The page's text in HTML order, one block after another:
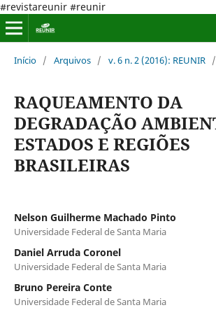
#revistareunir #reunir
Início / Arquivos / v. 6 n. 2 (2016): REUNIR /
RAQUEAMENTO DA
DEGRADAÇÃO
ESTADOS E REGIÕES
BRASILEIRAS
Nelson Guilherme Machado Pinto
Universidade Federal de Santa Maria
Daniel Arruda Coronel
Universidade Federal de Santa Maria
Bruno Pereira Conte
Universidade Federal de Santa Maria